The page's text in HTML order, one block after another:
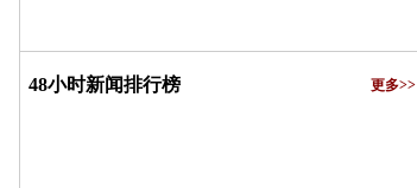
48小时新闻排行榜 更多>>